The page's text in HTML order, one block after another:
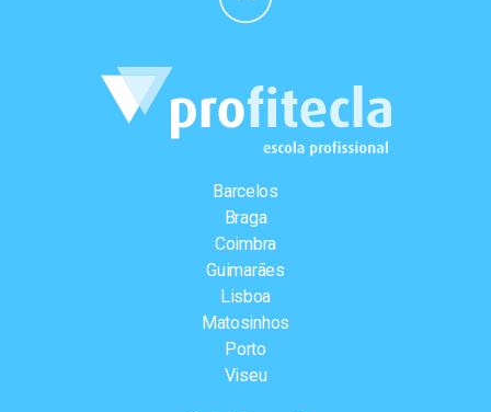
Barcelos
Braga
Coimbra
Guimarães
Lisboa
Matosinhos
Porto
Viseu